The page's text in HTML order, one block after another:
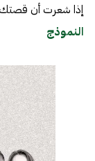
إذا شعرت أن قصتك
النموذج